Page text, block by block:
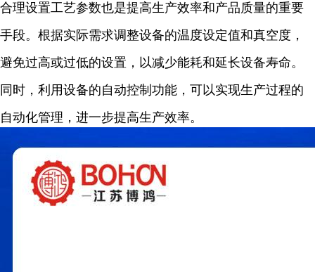
合理设置工艺参数也是提高生产效率和产品质量的重要
手段。根据实际需求调整设备的温度设定值和真空度，
避免过高或过低的设置，以减少能耗和延长设备寿命。
同时，利用设备的自动控制功能，可以实现生产过程的
自动化管理，进一步提高生产效率。